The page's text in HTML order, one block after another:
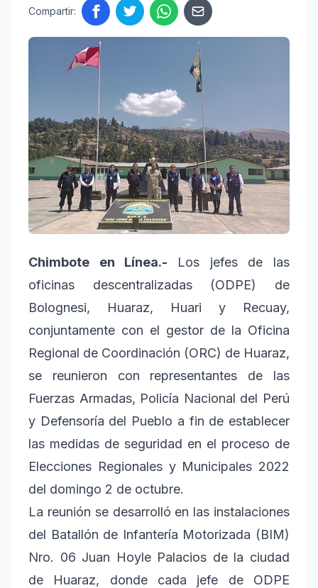
Compartir:
Chimbote en Línea.- Los jefes de las
oficinas descentralizadas (ODPE) de
Bolognesi, Huaraz, Huari y Recuay,
conjuntamente con el gestor de la Oficina
Regional de Coordinación (ORC) de Huaraz,
se reunieron con representantes de las
Fuerzas Armadas, Policía Nacional del Perú
y Defensoría del Pueblo a fin de establecer
las medidas de seguridad en el proceso de
Elecciones Regionales y Municipales 2022
del domingo 2 de octubre.
La reunión se desarrolló en las instalaciones
del Batallón de Infantería Motorizada (BIM)
Nro. 06 Juan Hoyle Palacios de la ciudad
de Huaraz, donde cada jefe de ODPE